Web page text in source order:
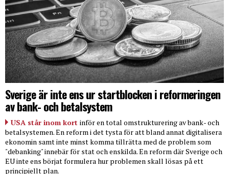
Sverige är inte ens ur startblocken i reformeringen
av bank- och betalsystem
USA står inom kort inför en total omstrukturering av bank- och
betalsystemen. En reform i det tysta för att bland annat digitalisera
ekonomin samt inte minst komma tillrätta med de problem som
"debanking" innebär för stat och enskilda. En reform där Sverige och
EU inte ens börjat formulera hur problemen skall lösas på ett
principiellt plan.